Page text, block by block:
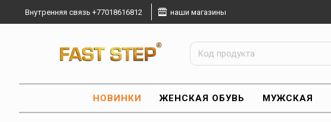
Внутренняя связь +77018616812 наши магазины
НОВИНКИ ЖЕНСКАЯ ОБУВЬ МУЖСКАЯ